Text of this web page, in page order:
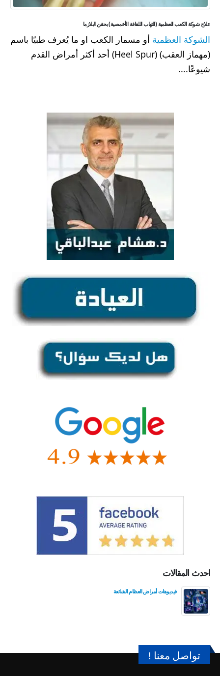
علاج شوكة الكعب العظمية (التهاب اللفافة الأخمصية) بحقن البلازما
الشوكة العظمية أو مسمار الكعب او ما يُعرف طبيًا باسم
(مهماز العقب) (Heel Spur) أحد أكثر أمراض القدم
شيوعًا....
احدث المقالات
فيديوهات أمراض العظام الشائعة
تواصل معنا !